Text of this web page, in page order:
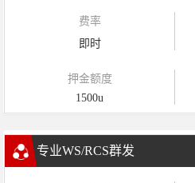
费率
即时
押金额度
1500u
专业WS/RCS群发